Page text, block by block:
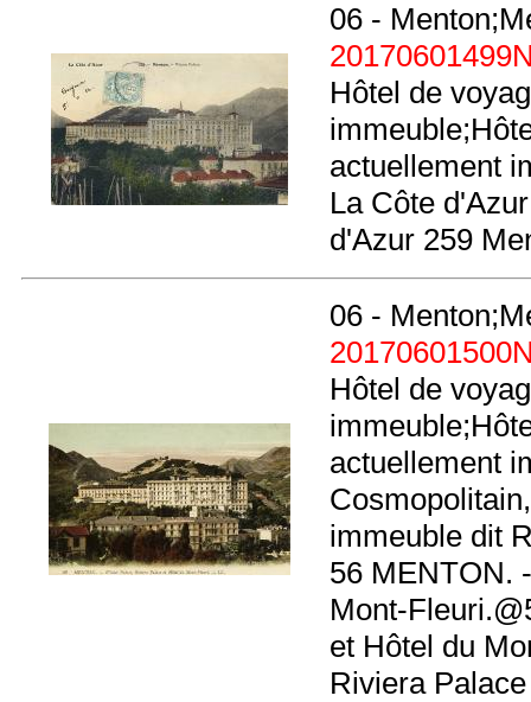
06 -
Hôtel de
actuellement
La Côte
d'Azur 259
06 -
Hôtel de
actuellement
immeuble dit
56 MENTON.
Mont-
et Hôtel du
Riviera